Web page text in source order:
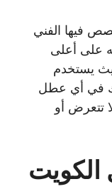
فيها الفني
على أعلى
يستخدم
في أي عطل
تتعرض أو
الكويت